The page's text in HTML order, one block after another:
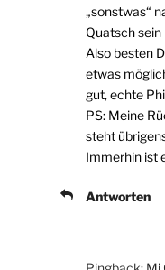
„sonstwas“
Quatsch sein
Also besten
etwas
gut, echte
PS: Meine
steht
Immerhin ist
Antworten